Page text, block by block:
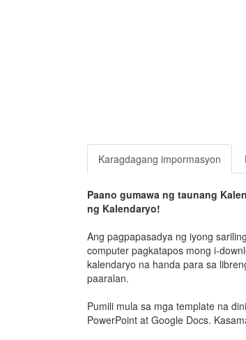
Karagdagang impormasyon
Paano gumawa ng taunang
ng Kalendaryo!
Ang pagpapasadya ng iyong
computer pagkatapos mong i-
kalendaryo na handa para sa
paaralan.
Pumili mula sa mga template na
PowerPoint at Google Docs.